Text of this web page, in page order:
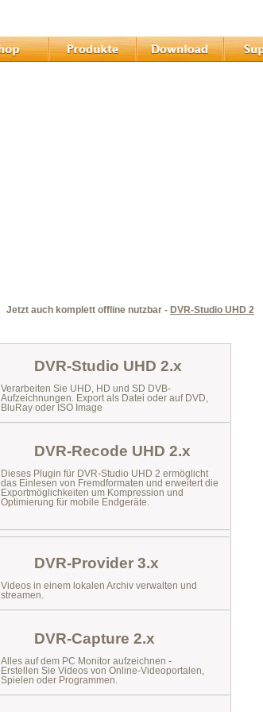
Jetzt auch komplett offline nutzbar - DVR-Studio UHD 2
DVR-Studio UHD 2.x
Verarbeiten Sie UHD, HD und SD DVB-
Aufzeichnungen. Export als Datei oder auf DVD,
BluRay oder ISO Image
DVR-Recode UHD 2.x
Dieses Plugin für DVR-Studio UHD 2 ermöglicht
das Einlesen von Fremdformaten und erweitert die
Exportmöglichkeiten um Kompression und
Optimierung für mobile Endgeräte.
DVR-Provider 3.x
Videos in einem lokalen Archiv verwalten und
streamen.
DVR-Capture 2.x
Alles auf dem PC Monitor aufzeichnen -
Erstellen Sie Videos von Online-Videoportalen,
Spielen oder Programmen.